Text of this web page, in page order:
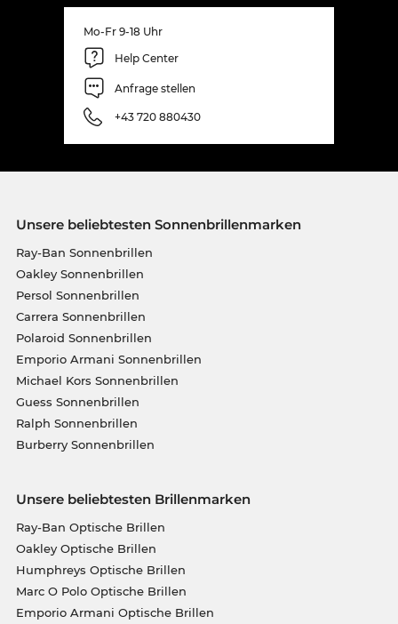
Mo-Fr 9-18 Uhr
Help Center
Anfrage stellen
+43 720 880430
Unsere beliebtesten Sonnenbrillenmarken
Ray-Ban Sonnenbrillen
Oakley Sonnenbrillen
Persol Sonnenbrillen
Carrera Sonnenbrillen
Polaroid Sonnenbrillen
Emporio Armani Sonnenbrillen
Michael Kors Sonnenbrillen
Guess Sonnenbrillen
Ralph Sonnenbrillen
Burberry Sonnenbrillen
Unsere beliebtesten Brillenmarken
Ray-Ban Optische Brillen
Oakley Optische Brillen
Humphreys Optische Brillen
Marc O Polo Optische Brillen
Emporio Armani Optische Brillen